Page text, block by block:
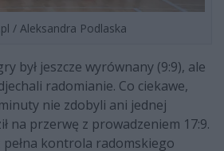
/ Aleksandra Podlaska
był jeszcze wyrównany (9:9), ale
radomianie. Co ciekawe,
nie zdobyli ani jednej
na przerwę z prowadzeniem 17:9.
pełna kontrola radomskiego